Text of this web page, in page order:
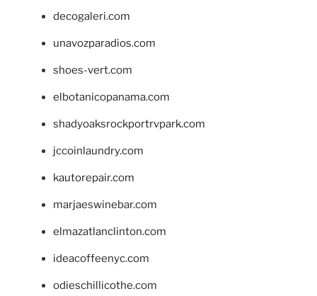
decogaleri.com
unavozparadios.com
shoes-vert.com
elbotanicopanama.com
shadyoaksrockportrvpark.com
jccoinlaundry.com
kautorepair.com
marjaeswinebar.com
elmazatlanclinton.com
ideacoffeenyc.com
odieschillicothe.com